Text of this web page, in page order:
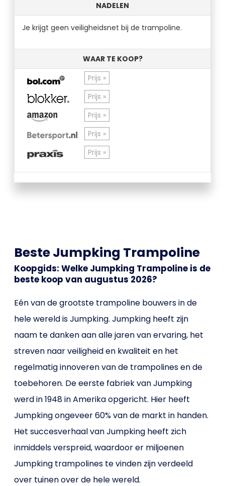
NADELEN
Je krijgt geen veiligheidsnet bij de trampoline.
WAAR TE KOOP?
Prijs »
Prijs »
Prijs »
Prijs »
Prijs »
Beste Jumpking Trampoline
Koopgids: Welke Jumpking Trampoline is de
beste koop van augustus 2026?
Eén van de grootste trampoline bouwers in de
hele wereld is Jumpking. Jumpking heeft zijn
naam te danken aan alle jaren van ervaring, het
streven naar veiligheid en kwaliteit en het
regelmatig innoveren van de trampolines en de
toebehoren. De eerste fabriek van Jumpking
werd in 1948 in Amerika opgericht. Hier heeft
Jumpking ongeveer 60% van de markt in handen.
Het succesverhaal van Jumpking heeft zich
inmiddels verspreid, waardoor er miljoenen
Jumpking trampolines te vinden zijn verdeeld
over tuinen over de hele wereld.